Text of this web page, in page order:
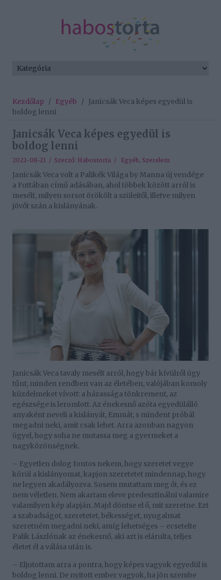
Kezdőlap / Egyéb / Janicsák Veca képes egyedül is
boldog lenni
Janicsák Veca képes egyedül is
boldog lenni
2022-08-21 / Szerző: Habostorta / Egyéb, Szerelem
Janicsák Veca volt a Palikék Világa by Manna új vendége
a Futtában című adásában, ahol többek között arról is
mesélt, milyen sorsot örökölt a szüleitől, illetve milyen
jövőt szán a kislányának.
Janicsák Veca tavaly mesélt arról, hogy bár kívülről úgy
tűnt, minden rendben van az életében, valójában komoly
küzdelmeket vívott: a házassága tönkrement, az
egészsége is leromlott. Az énekesnő azóta egyedülálló
anyaként neveli a kislányát, Emmát, s mindent próbál
megadni neki, amit csak lehet. Arra azonban nagyon
ügyel, hogy soha ne mutassa meg a gyermeket a
nagyközönségnek.
– Egyetlen dolog fontos nekem, hogy szeretet vegye
körül a kislányomat, kapjon szeretetet mindennap, hogy
ne legyen akadályozva. Sosem mutattam meg őt, és ez
nem véletlen. Nem akartam eleve predesztinálni valamire
valamilyen kép alapján. Majd döntse el ő, mit szeretne. Ezt
a szabadságot, szeretetet, békességet, nyugalmat
szeretném megadni neki, amíg lehetséges – ecsetelte
Palik Lászlónak az énekesnő, aki azt is elárulta, teljes
életet él a válása után is.
– Eljutottam arra a pontra, hogy képes vagyok egyedül is
boldog lenni. De nyitott ember vagyok, ha jön szembe